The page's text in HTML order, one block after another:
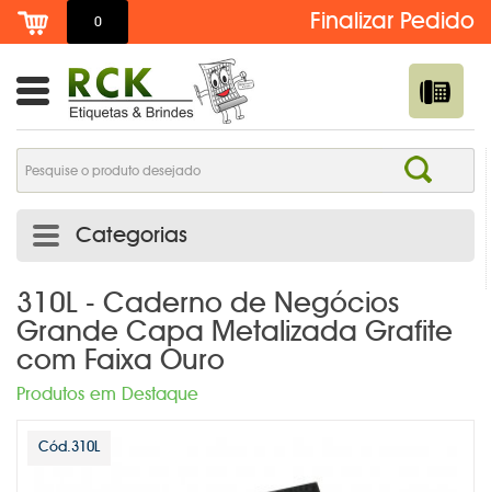
0
Categorias
ETIQUETAS
ADESIVOS E ETIQUETAS
310L - Caderno de Negócios
Grande Capa Metalizada Grafite
com Faixa Ouro
Produtos em Destaque
Cód.310L